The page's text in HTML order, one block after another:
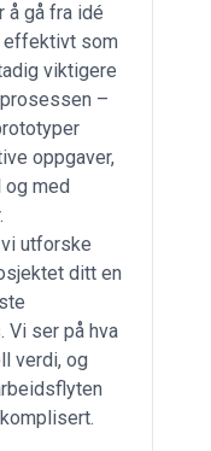
å gå fra idé
effektivt som
viktigere
–
oppgaver,
med
vi utforske
ditt en
Vi ser på hva
verdi, og